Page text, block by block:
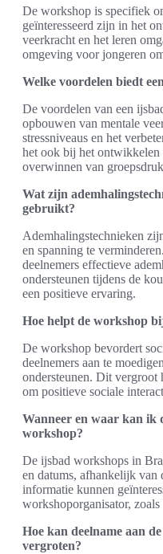
De workshop is specifiek
geïnteresseerd zijn in het
veerkracht en het leren
omgeving voor jongeren
Welke voordelen biedt
De voordelen van een
opbouwen van mentale
stressniveaus en het
het ook bij het ontwikkelen
overwinnen van
Wat zijn
gebruikt?
Ademhalingstechnieken
en spanning te
deelnemers effectieve
ondersteunen tijdens de
een positieve ervaring.
Hoe helpt de workshop
De workshop bevordert
deelnemers aan te
ondersteunen. Dit vergroot
om positieve sociale
Wanneer en waar kan ik
workshop?
De ijsbad workshops in
en datums, afhankelijk van
informatie kunnen
workshoporganisator,
Hoe kan deelname aan
vergroten?